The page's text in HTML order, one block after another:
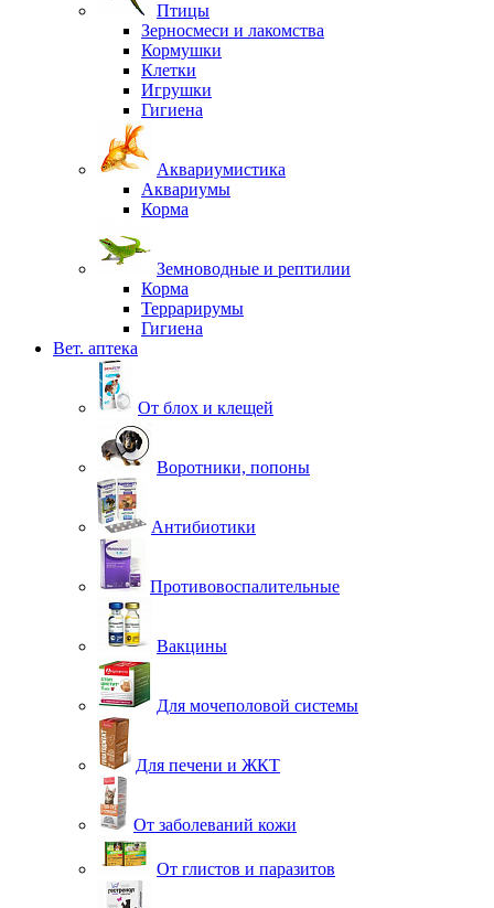
Птицы
Зерносмеси и лакомства
Кормушки
Клетки
Игрушки
Гигиена
Аквариумистика
Аквариумы
Корма
Земноводные и рептилии
Корма
Террарирумы
Гигиена
Вет. аптека
От блох и клещей
Воротники, попоны
Антибиотики
Противовоспалительные
Вакцины
Для мочеполовой системы
Для печени и ЖКТ
От заболеваний кожи
От глистов и паразитов